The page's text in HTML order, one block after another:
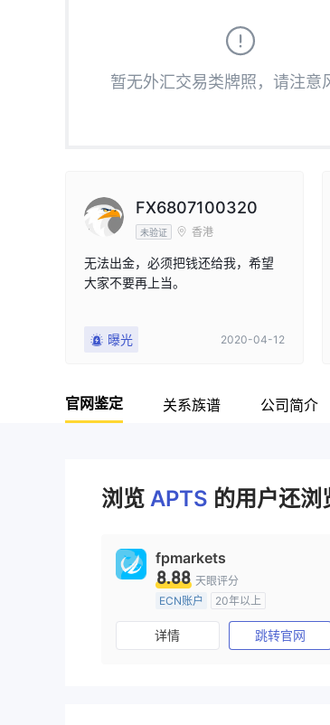
5
8
9
8
暂无外汇交易类牌照，请注意
FX6807100320
未验证 香港
无法出金，必须把钱还给我，希望
大家不要再上当。
曝光 2020-04-12
官网鉴定 关系族谱 公司简介
浏览 APTS 的用户还浏
fpmarkets
8.88 天眼评分
ECN账户
20年以上
澳大利亚监管
全牌照 (MM)
主标MT4
详情 跳转官网